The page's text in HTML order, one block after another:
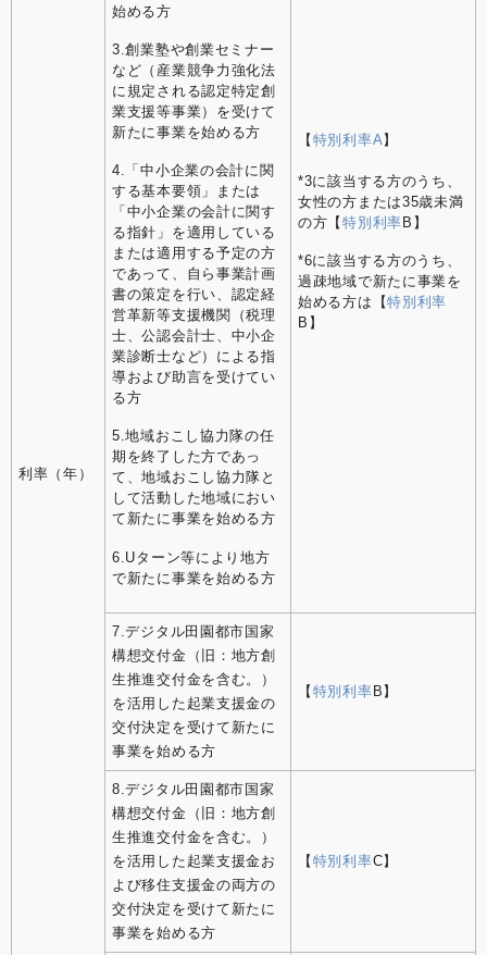
利率（年）
始める方
3.創業塾や創業セミナー
など（産業競争力強化法
に規定される認定特定創
業支援等事業）を受けて
新たに事業を始める方
4.「中小企業の会計に関
する基本要領」または
「中小企業の会計に関す
る指針」を適用している
または適用する予定の方
であって、自ら事業計画
書の策定を行い、認定経
営革新等支援機関（税理
士、公認会計士、中小企
業診断士など）による指
導および助言を受けてい
る方
5.地域おこし協力隊の任
期を終了した方であっ
て、地域おこし協力隊と
して活動した地域におい
て新たに事業を始める方
6.Uターン等により地方
で新たに事業を始める方
【 特別利率A】
*3に該当する方のうち、
女性の方または35歳未満
の方【特別利率B】
*6に該当する方のうち、
過疎地域で新たに事業を
始める方は【特別利率
B】
7.デジタル田園都市国家
構想交付金（旧：地方創
生推進交付金を含む。）
を活用した起業支援金の
交付決定を受けて新たに
事業を始める方
【 特別利率 B】
8.デジタル田園都市国家
構想交付金（旧：地方創
生推進交付金を含む。）
を活用した起業支援金お
よび移住支援金の両方の
交付決定を受けて新たに
事業を始める方
【 特別利率C】